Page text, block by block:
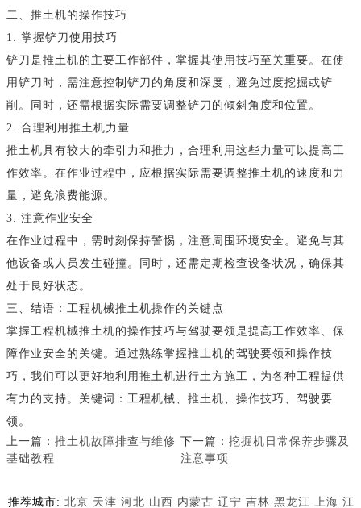
二、推土机的操作技巧
1. 掌握铲刀使用技巧
铲刀是推土机的主要工作部件，掌握其使用技巧至关重要。在使
用铲刀时，需注意控制铲刀的角度和深度，避免过度挖掘或铲
削。同时，还需根据实际需要调整铲刀的倾斜角度和位置。
2. 合理利用推土机力量
推土机具有较大的牵引力和推力，合理利用这些力量可以提高工
作效率。在作业过程中，应根据实际需要调整推土机的速度和力
量，避免浪费能源。
3. 注意作业安全
在作业过程中，需时刻保持警惕，注意周围环境安全。避免与其
他设备或人员发生碰撞。同时，还需定期检查设备状况，确保其
处于良好状态。
三、结语：工程机械推土机操作的关键点
掌握工程机械推土机的操作技巧与驾驶要领是提高工作效率、保
障作业安全的关键。通过熟练掌握推土机的驾驶要领和操作技
巧，我们可以更好地利用推土机进行土方施工，为各种工程提供
有力的支持。关键词：工程机械、推土机、操作技巧、驾驶要
领。
上一篇： 推土机故障排查与维修
基础教程
下一篇： 挖掘机日常保养步骤及
注意事项
推荐城市: 北京 天津 河北 山西 内蒙古 辽宁 吉林 黑龙江 上海 江